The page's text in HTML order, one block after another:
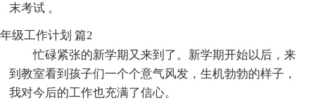
末考试 。
年级工作计划 篇2
忙碌紧张的新学期又来到了。新学期开始以后，来
到教室看到孩子们一个个意气风发，生机勃勃的样子，
我对今后的工作也充满了信心。